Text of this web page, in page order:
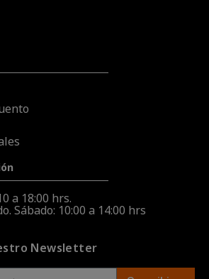
a 18:00 hrs.
Sábado: 10:00 a 14:00 hrs
Newsletter